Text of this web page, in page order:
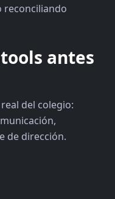
reconciliando
antes
del colegio:
de dirección.